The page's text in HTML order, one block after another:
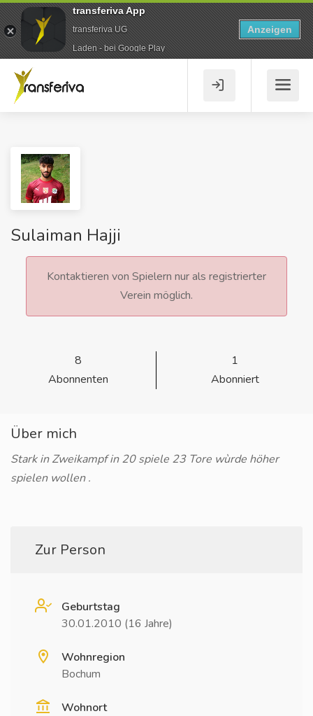
Sulaiman Hajji
Kontaktieren von Spielern nur als registrierter
Verein möglich.
8
Abonnenten
1
Abonniert
Über mich
Stark in Zweikampf in 20 spiele 23 Tore wùrde höher
spielen wollen .
Zur Person
Geburtstag
30.01.2010 (16 Jahre)
Wohnregion
Bochum
Wohnort
transferiva App
transferiva UG
Laden - bei Google Play
Anzeigen